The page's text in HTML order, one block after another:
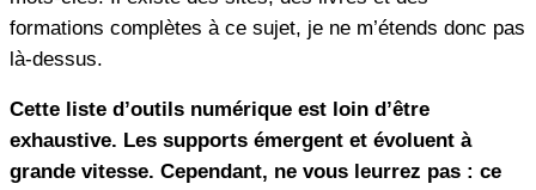
formations complètes à ce sujet, je ne m’étends donc pas
là-dessus.
Cette liste d’outils numérique est loin d’être
exhaustive. Les supports émergent et évoluent à
grande vitesse. Cependant, ne vous leurrez pas : ce